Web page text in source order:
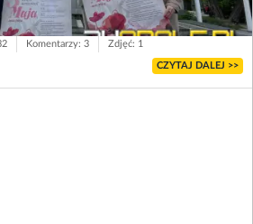
Komentarzy: 3 Zdjęć: 1
CZYTAJ DALEJ >>